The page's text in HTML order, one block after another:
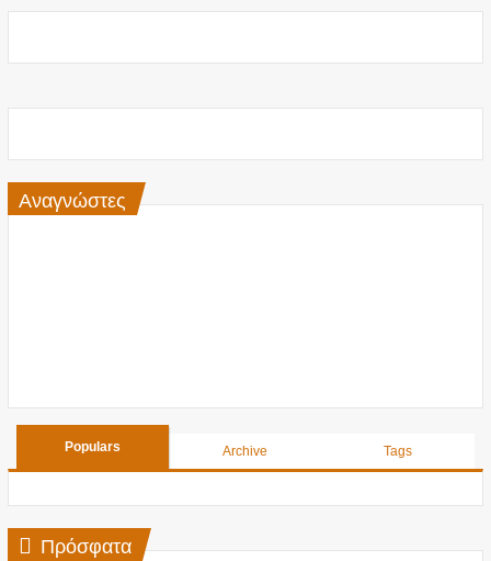
Αναγνώστες
Populars Archive Tags
Πρόσφατα